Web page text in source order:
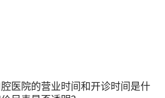
医院的营业时间和开诊时间是什